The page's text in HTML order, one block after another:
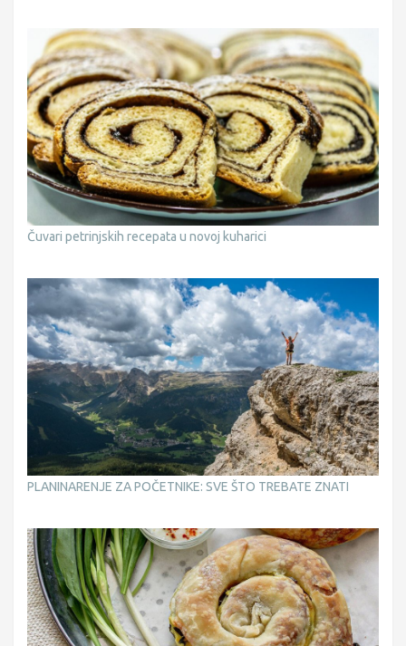
Čuvari petrinjskih recepata u novoj kuharici
PLANINARENJE ZA POČETNIKE: SVE ŠTO TREBATE ZNATI